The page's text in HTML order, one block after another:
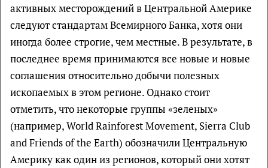
активных месторождений в Центральной Америке
следуют стандартам Всемирного Банка, хотя они
иногда более строгие, чем местные. В результате, в
последнее время принимаются все новые и новые
соглашения относительно добычи полезных
ископаемых в этом регионе. Однако стоит
отметить, что некоторые группы «зеленых»
(например, World Rainforest Movement, Sierra Club
and Friends of the Earth) обозначили Центральную
Америку как один из регионов, который они хотят